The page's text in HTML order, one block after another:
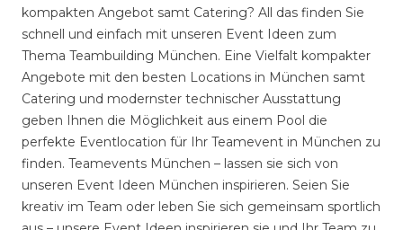
kompakten Angebot samt Catering? All das finden Sie
schnell und einfach mit unseren Event Ideen zum
Thema Teambuilding München. Eine Vielfalt kompakter
Angebote mit den besten Locations in München samt
Catering und modernster technischer Ausstattung
geben Ihnen die Möglichkeit aus einem Pool die
perfekte Eventlocation für Ihr Teamevent in München zu
finden. Teamevents München – lassen sie sich von
unseren Event Ideen München inspirieren. Seien Sie
kreativ im Team oder leben Sie sich gemeinsam sportlich